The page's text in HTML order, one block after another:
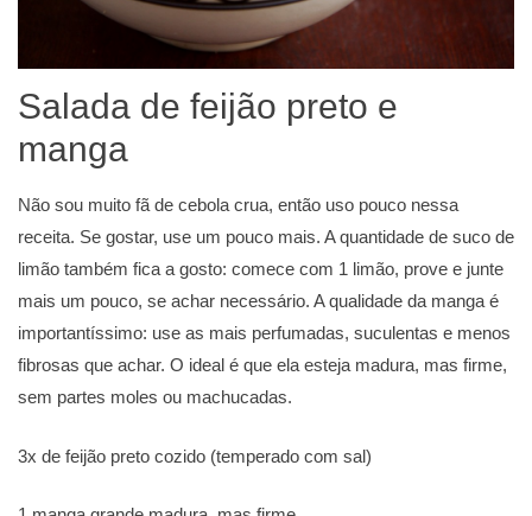
Salada de feijão preto e
manga
Não sou muito fã de cebola crua, então uso pouco nessa
receita. Se gostar, use um pouco mais. A quantidade de suco de
limão também fica a gosto: comece com 1 limão, prove e junte
mais um pouco, se achar necessário. A qualidade da manga é
importantíssimo: use as mais perfumadas, suculentas e menos
fibrosas que achar. O ideal é que ela esteja madura, mas firme,
sem partes moles ou machucadas.
3x de feijão preto cozido (temperado com sal)